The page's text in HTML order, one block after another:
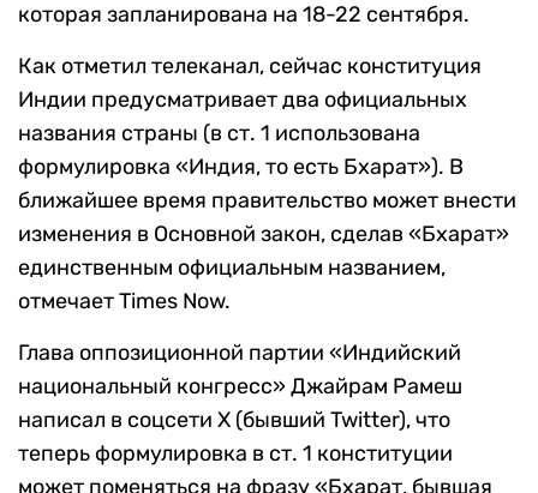
которая запланирована на 18-22 сентября.
Как отметил телеканал, сейчас конституция
Индии предусматривает два официальных
названия страны (в ст. 1 использована
формулировка «Индия, то есть Бхарат»). В
ближайшее время правительство может внести
изменения в Основной закон, сделав «Бхарат»
единственным официальным названием,
отмечает Times Now.
Глава оппозиционной партии «Индийский
национальный конгресс» Джайрам Рамеш
написал в соцсети X (бывший Twitter), что
теперь формулировка в ст. 1 конституции
может поменяться на фразу «Бхарат, бывшая